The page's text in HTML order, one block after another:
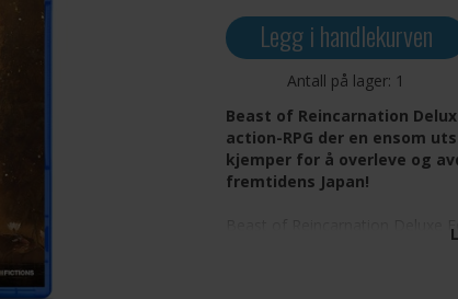
Legg i handlekurven
Antall på lager: 1
Beast of Reincarnation
action-RPG der en ensom
kjemper for å overleve og
fremtidens Japan!
Beast of Reincarnation Deluxe
historiedrevet action-RPG som